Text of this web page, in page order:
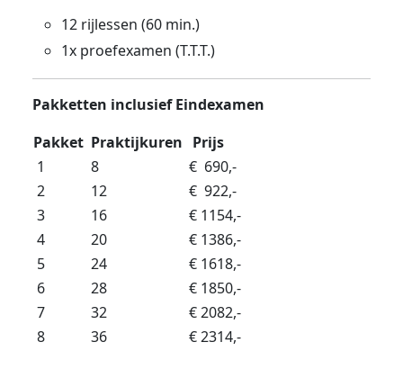
12 rijlessen (60 min.)
1x proefexamen (T.T.T.)
Pakketten inclusief Eindexamen
Pakket Praktijkuren Prijs
1
8
€ 690,-
2
12
€ 922,-
3
16
€ 1154,-
4
20
€ 1386,-
5
24
€ 1618,-
6
28
€ 1850,-
7
32
€ 2082,-
8
36 € 2314,-